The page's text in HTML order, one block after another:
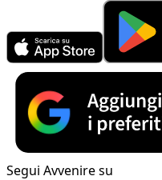
Segui Avvenire su